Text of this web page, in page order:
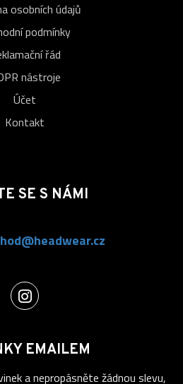
osobních údajů
podmínky
řád
nástroje
Účet
Kontakt
SE S NÁMI
EMAILEM
a nepropásněte žádnou slevu,